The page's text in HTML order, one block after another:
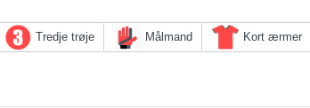
Tredje trøje Målmand Kort ærmer